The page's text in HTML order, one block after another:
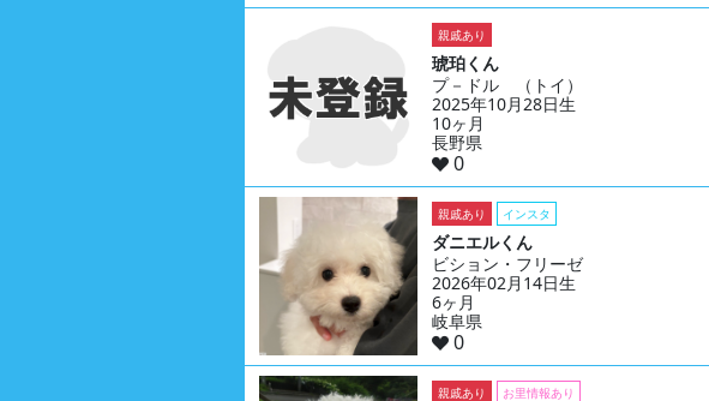
親戚あり
琥珀くん
プ－ドル （トイ）
2025年10月28日生
10ヶ月
長野県
0
親戚あり インスタ
ダニエルくん
ビション・フリーゼ
2026年02月14日生
6ヶ月
岐阜県
0
親戚あり お里情報あり